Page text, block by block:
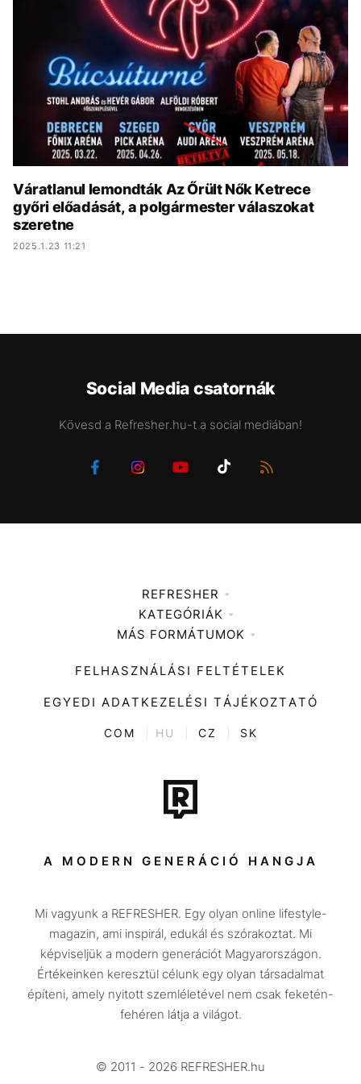
UTAZÁS
DESIGN
BESZÉLGETÉSEK ARCOK
VIDEÓ TÖRTÉNETEK
GASZTRO
Váratlanul lemondták Az Őrült Nők Ketrece
győri előadását, a polgármester válaszokat
szeretne
2025.1.23 11:21
Social Media csatornák
Kövesd a Refresher.hu-t a social mediában!
REFRESHER
Médiaajánlat
KATEGÓRIÁK
Zene
Divat
Kultúra
ENTR
Tech-Tudomány
Sport
Társadalom
Utazás
Életmód
Design
Beszélgetések
Videó
MÁS FORMÁTUMOK
FELHASZNÁLÁSI FELTÉTELEK
EGYEDI ADATKEZELÉSI TÁJÉKOZTATÓ
COM HU CZ SK
A MODERN GENERÁCIÓ HANGJA
Mi vagyunk a REFRESHER. Egy olyan online lifestyle-
magazin, ami inspirál, edukál és szórakoztat. Mi
képviseljük a modern generációt Magyarországon.
Értékeinken keresztül célunk egy olyan társadalmat
építeni, amely nyitott szemléletével nem csak feketén-
fehéren látja a világot.
© 2011 - 2026 REFRESHER.hu